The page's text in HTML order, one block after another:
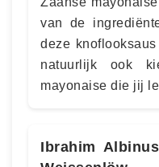
van de
deze
natuurlijk ook
mayonaise die jij
Ibrahim